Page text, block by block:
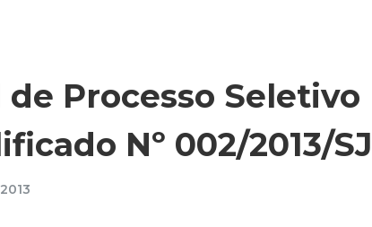
de Processo Seletivo
Nº 002/2013/